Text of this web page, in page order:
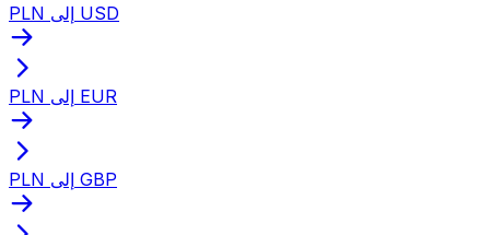
PLN إلى USD
PLN إلى EUR
PLN إلى GBP